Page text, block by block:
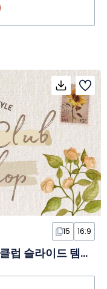
15 16:9
베이지 플로럴 코티지코어 강의 클럽 슬라이드 템플릿